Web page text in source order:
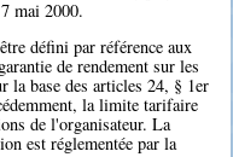
mai 2000.
défini par référence aux
de rendement sur les
la base des articles 24, § 1er
la limite tarifaire
de l'organisateur. La
est réglementée par la